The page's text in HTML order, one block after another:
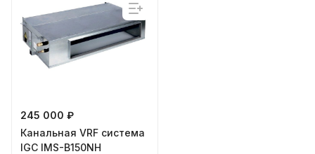
245 000 ₽
Канальная VRF система
IGC IMS-B150NH